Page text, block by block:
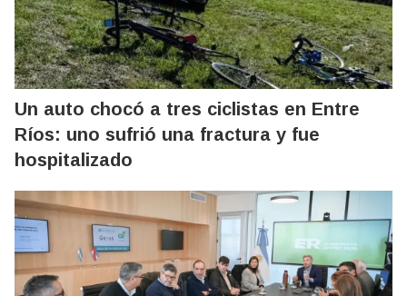
Un auto chocó a tres ciclistas en Entre
Ríos: uno sufrió una fractura y fue
hospitalizado